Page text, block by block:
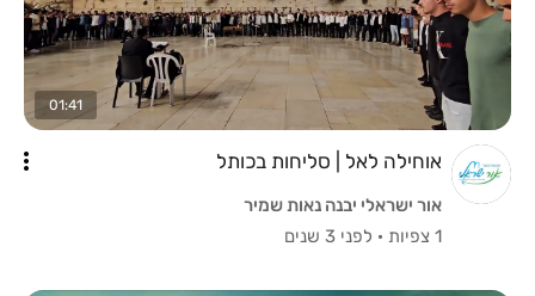
01:41
אוחילה לאל | סליחות בכותל
אור ישראלי יבנה נאות שמיר
1 צפיות
· לפני 3 שנים